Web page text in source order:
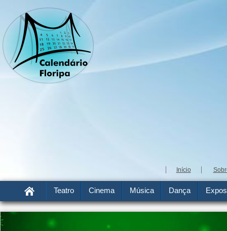
Início
Teatro Cinema Música Dança